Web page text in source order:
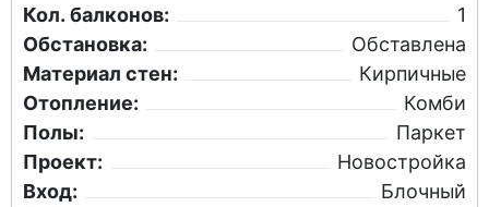
Кол. балконов:
1
Обстановка:
Обставлена
Материал стен:
Кирпичные
Отопление:
Комби
Полы:
Паркет
Проект:
Новостройка
Вход:
Блочный